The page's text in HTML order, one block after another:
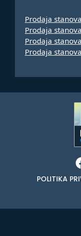
Prodaja
Prodaja
Prodaja
Prodaja
POLITIKA